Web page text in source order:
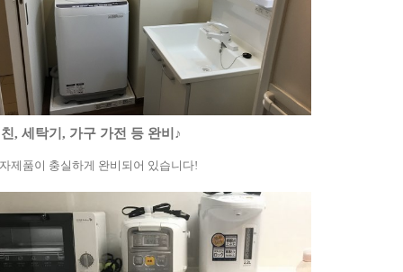
, 세탁기, 가구 가전 등 완비♪
제품이 충실하게 완비되어 있습니다!